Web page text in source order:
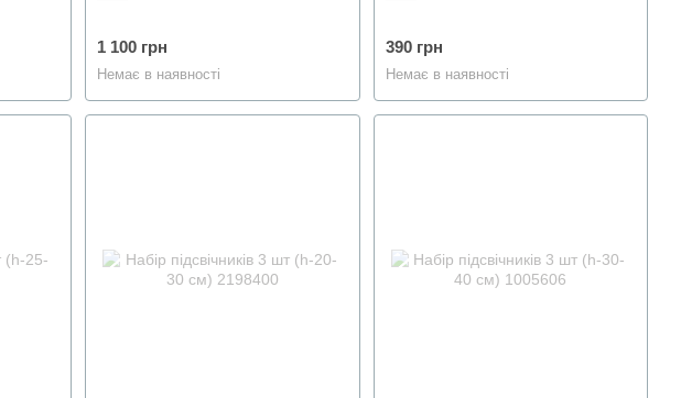
1 100 грн
Немає в наявності
390 грн
Немає в наявності